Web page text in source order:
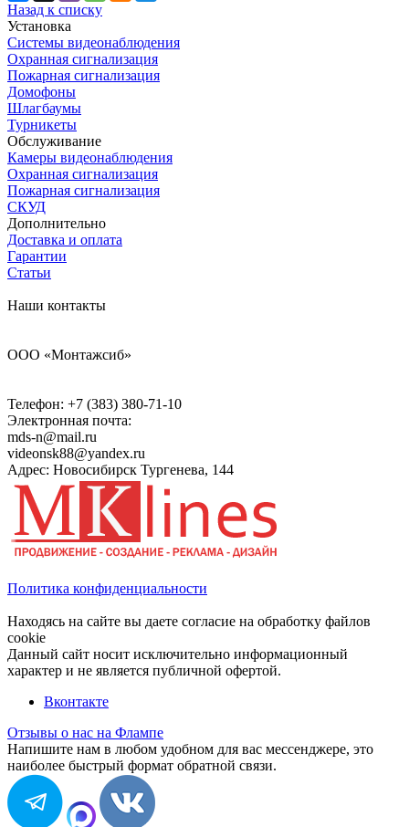
Назад к списку
Установка
Системы видеонаблюдения
Охранная сигнализация
Пожарная сигнализация
Домофоны
Шлагбаумы
Турникеты
Обслуживание
Камеры видеонаблюдения
Охранная сигнализация
Пожарная сигнализация
СКУД
Дополнительно
Доставка и оплата
Гарантии
Статьи
Наши контакты
ООО «Монтажсиб»
Телефон: +7 (383) 380-71-10
Электронная почта:
mds-n@mail.ru
videonsk88@yandex.ru
Адрес: Новосибирск Тургенева, 144
Политика конфиденциальности
Находясь на сайте вы даете согласие на обработку файлов
cookie
Данный сайт носит исключительно информационный
характер и не является публичной офертой.
Вконтакте
Отзывы о нас на Флампе
Напишите нам в любом удобном для вас мессенджере, это
наиболее быстрый формат обратной связи.